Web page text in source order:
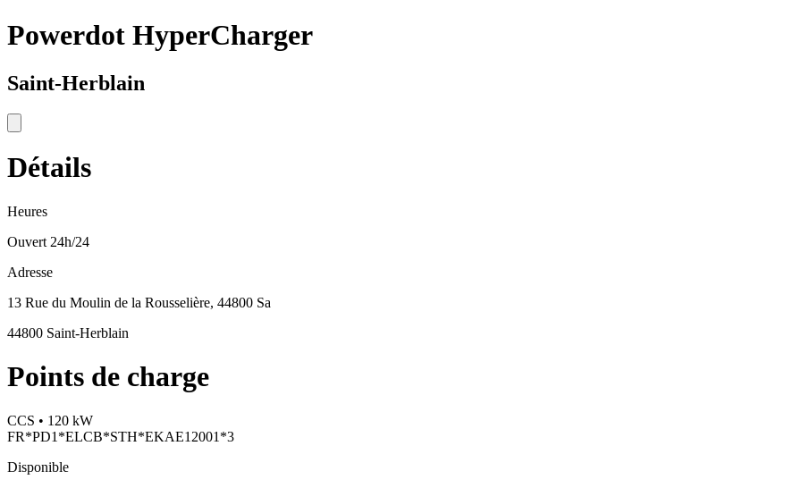
Powerdot HyperCharger
Saint-Herblain
Détails
Heures
Ouvert 24h/24
Adresse
13 Rue du Moulin de la Rousselière, 44800 Sa
44800 Saint-Herblain
Points de charge
CCS • 120 kW
FR*PD1*ELCB*STH*EKAE12001*3
Disponible